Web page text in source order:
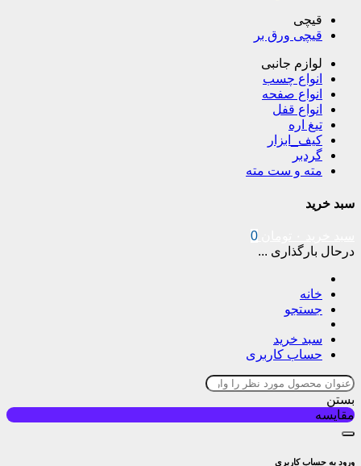
قیچی
قیچی ورق بر
لوازم جانبی
انواع چسب
انواع صفحه
انواع قفل
تیغ اره
کیف_ابزار
گردبر
مته و ست مته
سبد خرید
0
درحال بارگذاری ...
خانه
جستجو
سبد خرید
حساب کاربری
بستن
مقایسه
ورود به حساب کاربری